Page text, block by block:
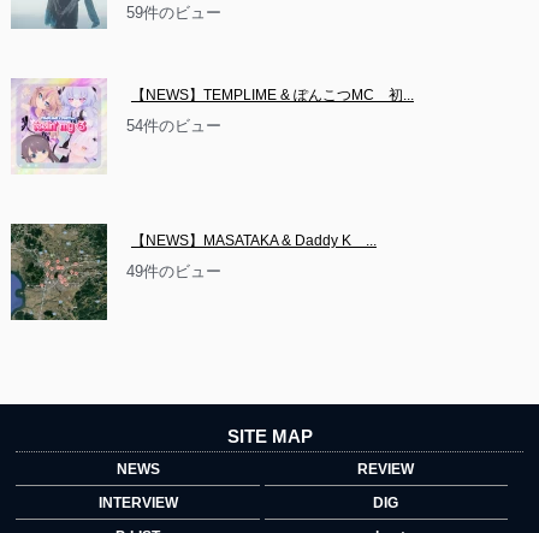
59件のビュー
【NEWS】TEMPLIME & ぽんこつMC　初...
54件のビュー
【NEWS】MASATAKA & Daddy K　...
49件のビュー
SITE MAP
NEWS
REVIEW
INTERVIEW
DIG